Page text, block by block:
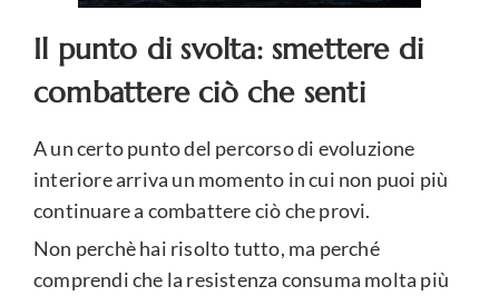
Il punto di svolta: smettere di
combattere ciò che senti
A un certo punto del percorso di evoluzione
interiore arriva un momento in cui non puoi più
continuare a combattere ciò che provi.
Non perchè hai risolto tutto, ma perché
comprendi che la resistenza consuma molta più